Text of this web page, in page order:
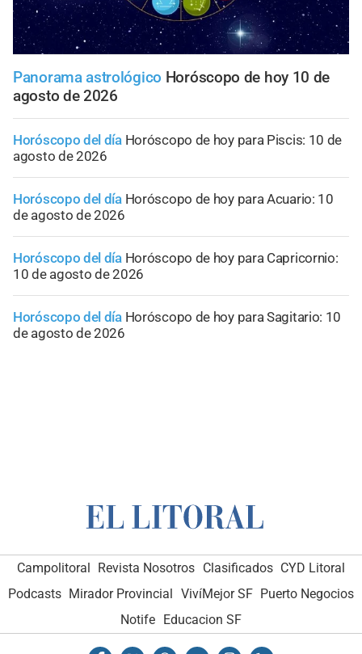
Panorama astrológico Horóscopo de hoy 10 de
agosto de 2026
Horóscopo del día Horóscopo de hoy para Piscis: 10 de
agosto de 2026
Horóscopo del día Horóscopo de hoy para Acuario: 10
de agosto de 2026
Horóscopo del día Horóscopo de hoy para Capricornio:
10 de agosto de 2026
Horóscopo del día Horóscopo de hoy para Sagitario: 10
de agosto de 2026
Campolitoral Revista Nosotros Clasificados CYD Litoral
Podcasts Mirador Provincial VivíMejor SF Puerto Negocios
Notife Educacion SF